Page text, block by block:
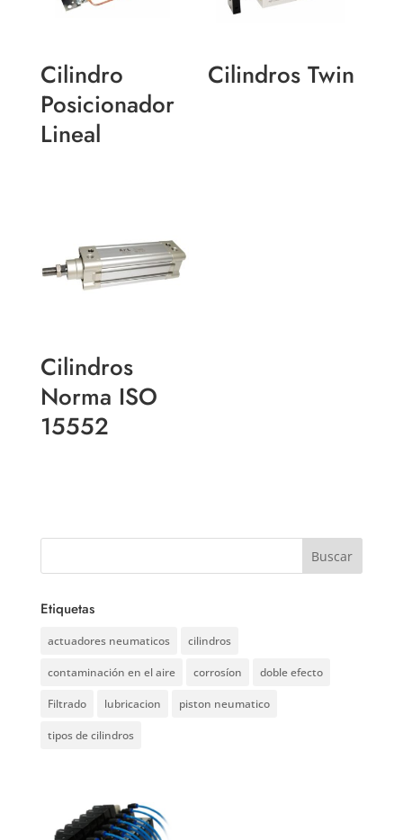
Cilindro
Posicionador
Lineal
Cilindros Twin
Cilindros
Norma ISO
15552
Etiquetas
actuadores neumaticos cilindros
contaminación en el aire corrosíon doble efecto
Filtrado lubricacion piston neumatico
tipos de cilindros